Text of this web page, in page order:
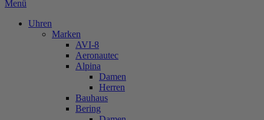
Menü
Uhren
Marken
AVI-8
Aeronautec
Alpina
Damen
Herren
Bauhaus
Bering